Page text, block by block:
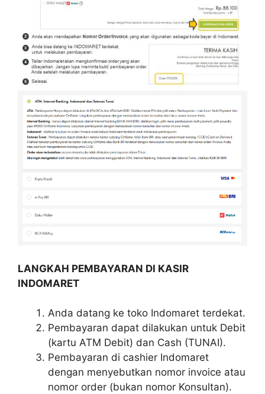
LANGKAH PEMBAYARAN DI KASIR
INDOMARET
Anda datang ke toko Indomaret terdekat.
Pembayaran dapat dilakukan untuk Debit
(kartu ATM Debit) dan Cash (TUNAI).
Pembayaran di cashier Indomaret
dengan menyebutkan nomor invoice atau
nomor order (bukan nomor Konsultan).